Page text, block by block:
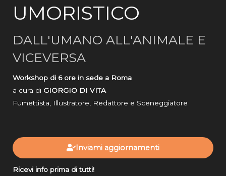
UMORISTICO
DALL'UMANO ALL'ANIMALE E
VICEVERSA
Workshop di 6 ore in sede a Roma
a cura di GIORGIO DI VITA
Fumettista, Illustratore, Redattore e Sceneggiatore
Inviami aggiornamenti
Ricevi info prima di tutti!